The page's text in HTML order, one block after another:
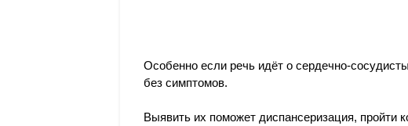
Особенно если речь идёт о сердечно-
без симптомов.
Выявить их поможет диспансеризация, пройти